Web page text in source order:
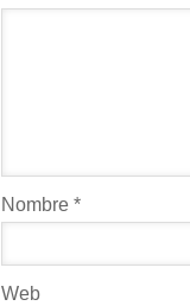
Nombre *
Web